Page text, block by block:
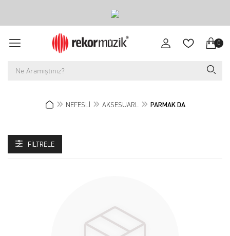
0
NEFESLİ AKSESUARL PARMAK DA
FILTRELE